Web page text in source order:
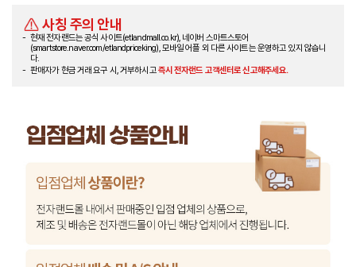
사칭 주의 안내
현재 전자랜드는 공식 사이트(etlandmall.co.kr), 네이버 스마트스토어
(smartstore.naver.com/etlandpriceking), 모바일 어플 외 다른 사이트는 운영하고 있지 않습니
다.
판매자가 현금 거래 요구 시, 거부하시고즉시 전자랜드 고객센터로 신고해주세요.